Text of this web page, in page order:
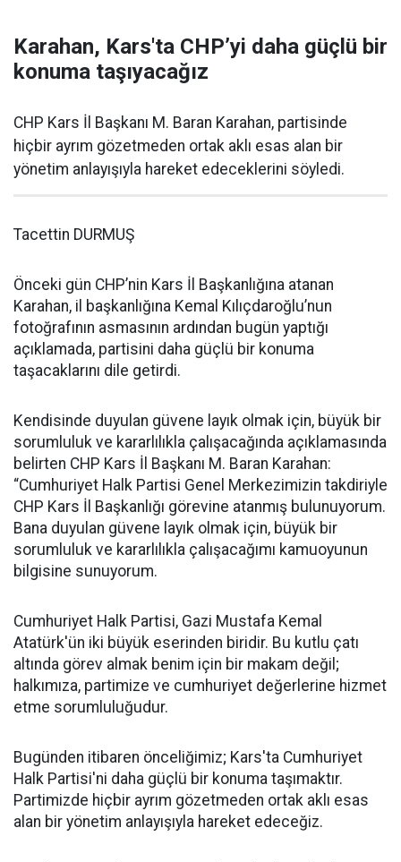
Karahan, Kars'ta CHP’yi daha güçlü bir
konuma taşıyacağız
CHP Kars İl Başkanı M. Baran Karahan, partisinde
hiçbir ayrım gözetmeden ortak aklı esas alan bir
yönetim anlayışıyla hareket edeceklerini söyledi.
Tacettin DURMUŞ
Önceki gün CHP’nin Kars İl Başkanlığına atanan
Karahan, il başkanlığına Kemal Kılıçdaroğlu’nun
fotoğrafının asmasının ardından bugün yaptığı
açıklamada, partisini daha güçlü bir konuma
taşacaklarını dile getirdi.
Kendisinde duyulan güvene layık olmak için, büyük bir
sorumluluk ve kararlılıkla çalışacağında açıklamasında
belirten CHP Kars İl Başkanı M. Baran Karahan:
“Cumhuriyet Halk Partisi Genel Merkezimizin takdiriyle
CHP Kars İl Başkanlığı görevine atanmış bulunuyorum.
Bana duyulan güvene layık olmak için, büyük bir
sorumluluk ve kararlılıkla çalışacağımı kamuoyunun
bilgisine sunuyorum.
Cumhuriyet Halk Partisi, Gazi Mustafa Kemal
Atatürk'ün iki büyük eserinden biridir. Bu kutlu çatı
altında görev almak benim için bir makam değil;
halkımıza, partimize ve cumhuriyet değerlerine hizmet
etme sorumluluğudur.
Bugünden itibaren önceliğimiz; Kars'ta Cumhuriyet
Halk Partisi'ni daha güçlü bir konuma taşımaktır.
Partimizde hiçbir ayrım gözetmeden ortak aklı esas
alan bir yönetim anlayışıyla hareket edeceğiz.